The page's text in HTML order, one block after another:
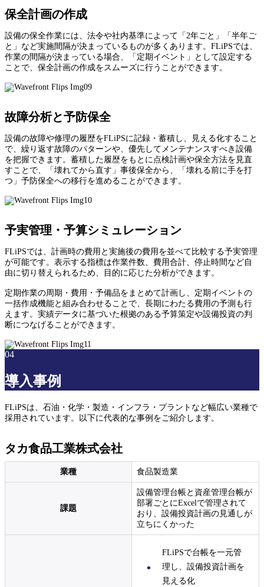
保全計画の作成
設備の保全作業には、法令や社内基準によって「2年ごと」「半年ご
と」など実施間隔が決まっているものが多くあります。FLiPSでは、
作業の間隔が決まっている場合、「定期イベント」として設定する
ことで、保全計画の作成をスムーズに行うことができます。
故障分析と予防保全
設備の故障や修理の履歴をFLiPSに記録・蓄積し、見える化すること
で、繰り返す故障のパターンや、優先してメンテナンスすべき設備
を把握できます。蓄積した履歴をもとに点検計画や保全方法を見直
すことで、「壊れてから直す」事後保全から、「壊れる前に手を打
つ」予防保全への移行を進めることができます。
予実管理・予算シミュレーション
FLiPSでは、計画時の費用と実施後の費用を並べて比較する予実管理
が可能です。表示する指標は作業件数、費用合計、停止時間など自
由に切り替えられるため、目的に応じた分析ができます。
定期作業の周期・費用・予備品をまとめて計画し、定期イベントの
一括作成機能と組み合わせることで、長期にわたる費用の予測も行
えます。実績データに基づいた根拠のある予算策定や設備投資の判
断につなげることができます。
04
導入事例
FLiPSは、石油・化学・製造・インフラ・プラントなど幅広い業種で
採用されています。以下に代表的な事例をご紹介します。
タカ食品工業株式会社
業種 食品製造業
課題
設備管理台帳と資産管理台帳が
部署ごとにExcelで管理されて
おり、設備投資計画の見通しが
立ちにくかった
FLiPSで台帳を一元管
理し、設備投資計画を
見える化